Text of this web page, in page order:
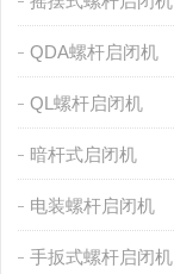
QDA螺杆启闭机
QL螺杆启闭机
暗杆式启闭机
电装螺杆启闭机
手扳式螺杆启闭机